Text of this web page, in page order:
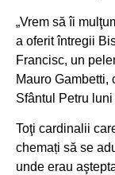
„Vrem să îi
a oferit întregii
Francisc, un
Mauro Gambetti,
Sfântul Petru luni
Toţi cardinalii
chemați să se
unde erau